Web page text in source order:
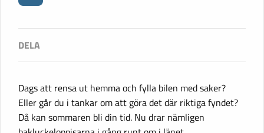
Dags att rensa ut hemma och fylla bilen med saker?
Eller går du i tankar om att göra det där riktiga fyndet?
Då kan sommaren bli din tid. Nu drar nämligen